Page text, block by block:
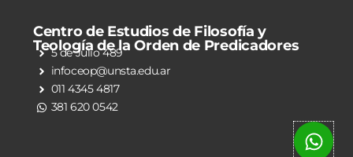
Centro de Estudios de Filosofía y
Teología de la Orden de Predicadores
5 de Julio 489
infoceop@unsta.edu.ar
011 4345 4817
381 620 0542